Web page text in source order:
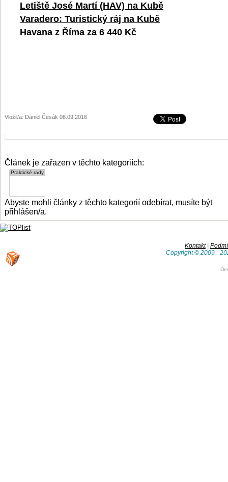
Letiště José Martí (HAV) na Kubě
Varadero: Turistický ráj na Kubě
Havana z Říma za 6 440 Kč
Vložil/a: Daniel Česák 08.09.2016
Článek je zařazen v těchto kategoriích:
Abyste mohli články z těchto kategorií odebírat, musíte být
přihlášen/a.
Kontakt|
Copyright © 2009 -